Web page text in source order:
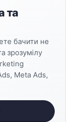
та
бачити не
зрозумілу
Meta Ads,